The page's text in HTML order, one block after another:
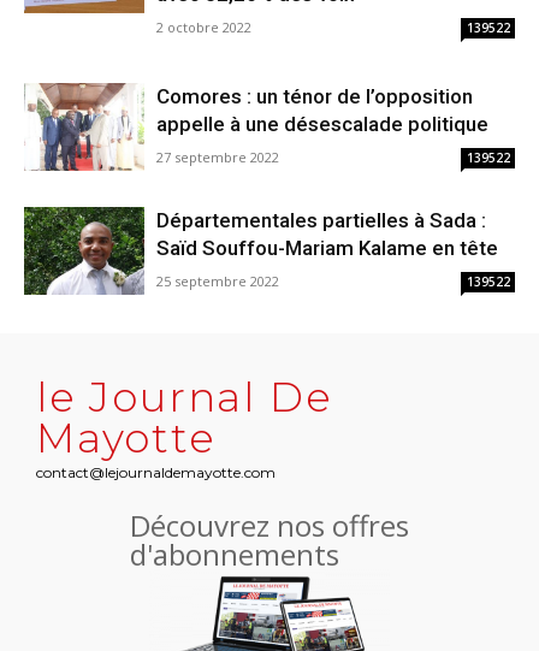
2 octobre 2022 139522
Comores : un ténor de l’opposition
appelle à une désescalade politique
27 septembre 2022 139522
Départementales partielles à Sada :
Saïd Souffou-Mariam Kalame en tête
25 septembre 2022 139522
le Journal De
Mayotte
contact@lejournaldemayotte.com
Découvrez nos offres
d'abonnements